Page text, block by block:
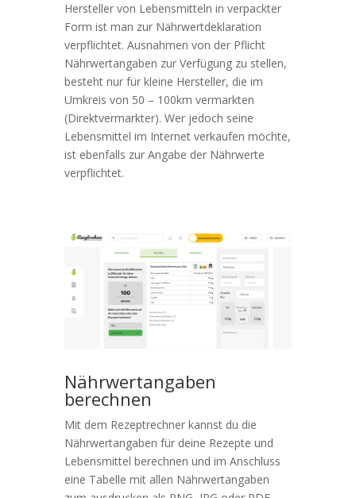
Hersteller von Lebensmitteln in verpackter
Form ist man zur Nährwertdeklaration
verpflichtet. Ausnahmen von der Pflicht
Nährwertangaben zur Verfügung zu stellen,
besteht nur für kleine Hersteller, die im
Umkreis von 50 – 100km vermarkten
(Direktvermarkter). Wer jedoch seine
Lebensmittel im Internet verkaufen möchte,
ist ebenfalls zur Angabe der Nährwerte
verpflichtet.
Nährwertangaben
berechnen
Mit dem Rezeptrechner kannst du die
Nährwertangaben für deine Rezepte und
Lebensmittel berechnen und im Anschluss
eine Tabelle mit allen Nährwertangaben